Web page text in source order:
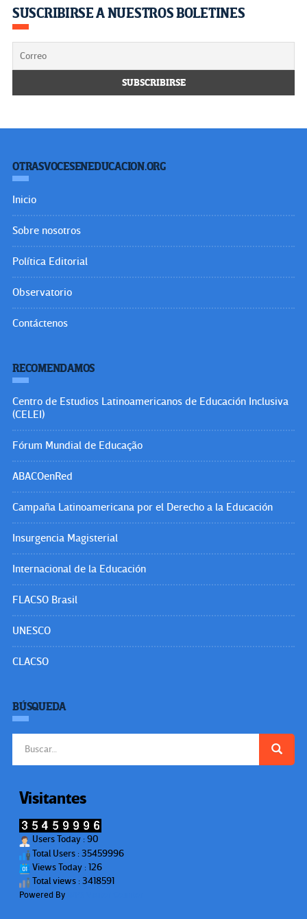
SUSCRIBIRSE A NUESTROS BOLETINES
OTRASVOCESENEDUCACION.ORG
Inicio
Sobre nosotros
Política Editorial
Observatorio
Contáctenos
RECOMENDAMOS
Centro de Estudios Latinoamericanos de Educación Inclusiva
(CELEI)
Fórum Mundial de Educação
ABACOenRed
Campaña Latinoamericana por el Derecho a la Educación
Insurgencia Magisterial
Internacional de la Educación
FLACSO Brasil
UNESCO
CLACSO
BÚSQUEDA
Visitantes
Users Today : 90
Total Users : 35459996
Views Today : 126
Total views : 3418591
Powered By